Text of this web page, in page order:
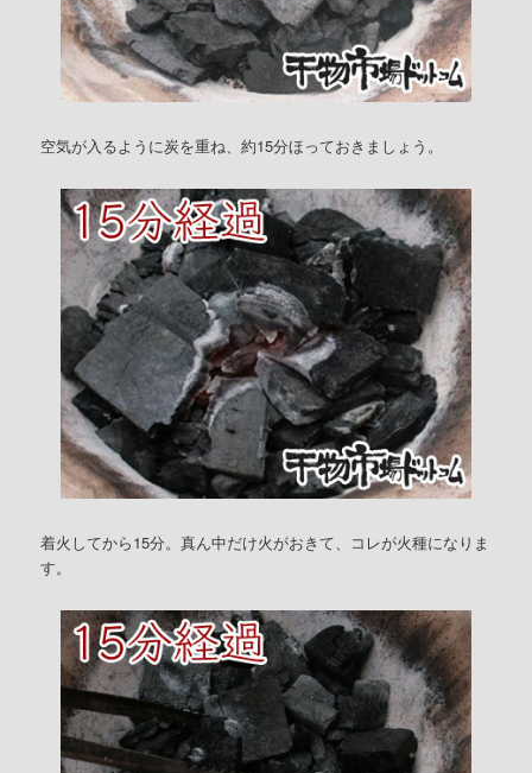
空気が入るように炭を重ね、約15分ほっておきましょう。
着火してから15分。真ん中だけ火がおきて、コレが火種になりま
す。